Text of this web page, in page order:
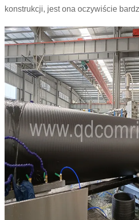
konstrukcji, jest ona oczywiście